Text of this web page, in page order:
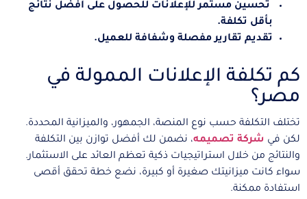
تحسين مستمر للإعلانات للحصول على أفضل نتائج
بأقل تكلفة.
تقديم تقارير مفصلة وشفافة للعميل.
كم تكلفة الإعلانات الممولة في
مصر؟
تختلف التكلفة حسب نوع المنصة، الجمهور، والميزانية المحددة.
لكن في شركة تصميمه، نضمن لك أفضل توازن بين التكلفة
والنتائج من خلال استراتيجيات ذكية تعظم العائد على الاستثمار.
سواء كانت ميزانيتك صغيرة أو كبيرة، نضع خطة تحقق أقصى
استفادة ممكنة.